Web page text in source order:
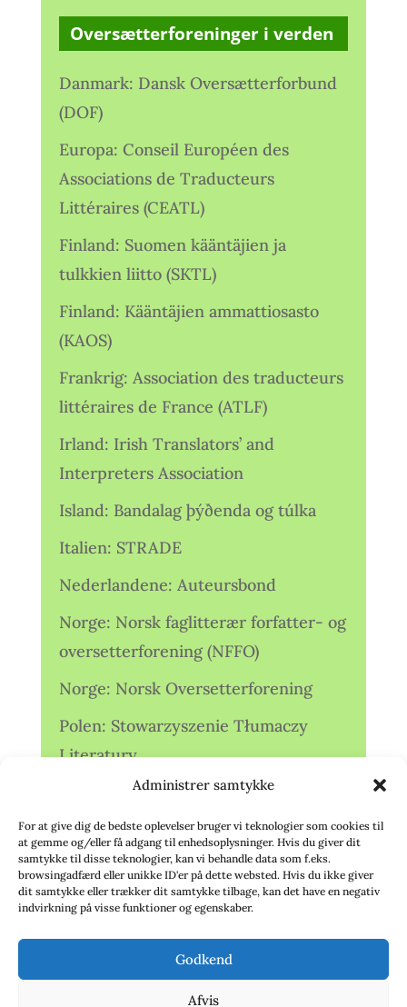
Administrer samtykke
For at give dig de bedste oplevelser bruger vi teknologier som cookies til
at gemme og/eller få adgang til enhedsoplysninger. Hvis du giver dit
samtykke til disse teknologier, kan vi behandle data som f.eks.
browsingadfærd eller unikke ID'er på dette websted. Hvis du ikke giver
dit samtykke eller trækker dit samtykke tilbage, kan det have en negativ
indvirkning på visse funktioner og egenskaber.
Godkend
Afvis
Oversætterforeninger i verden
Danmark: Dansk Oversætterforbund
(DOF)
Europa: Conseil Européen des
Associations de Traducteurs
Littéraires (CEATL)
Finland: Suomen kääntäjien ja
tulkkien liitto (SKTL)
Finland: Kääntäjien ammattiosasto
(KAOS)
Frankrig: Association des traducteurs
littéraires de France (ATLF)
Irland: Irish Translators’ and
Interpreters Association
Island: Bandalag þýðenda og túlka
Italien: STRADE
Nederlandene: Auteursbond
Norge: Norsk faglitterær forfatter- og
oversetterforening (NFFO)
Norge: Norsk Oversetterforening
Polen: Stowarzyszenie Tłumaczy
Literatury
Storbritannien: Translators
Association (TA)
Sverige: Översättarsektionen (Ö.)
Sverige: Översättarcentrum (ÖC)
deutschsprachiger Übersetzer (VdÜ)